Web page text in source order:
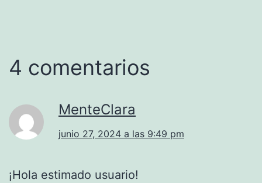
4 comentarios
MenteClara
junio 27, 2024 a las 9:49 pm
¡Hola estimado usuario!